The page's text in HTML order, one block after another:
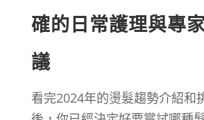
確的日常護理與專
議
看完2024年的燙髮趨勢介紹和